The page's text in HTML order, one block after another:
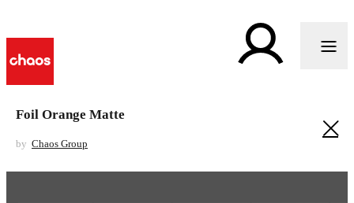
Foil Orange Matte
by Chaos Group